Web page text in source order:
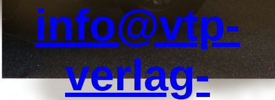
info@vtp-
verlag-